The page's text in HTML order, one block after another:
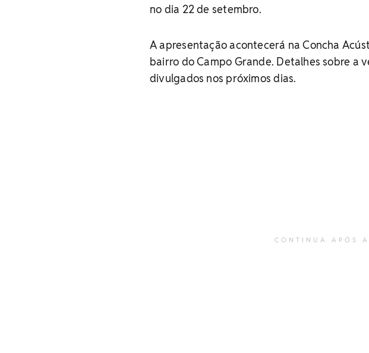
no dia 22 de setembro.
A apresentação acontecerá na Concha
bairro do Campo Grande. Detalhes sobre a
divulgados nos próximos dias.
CONTINUA APÓS